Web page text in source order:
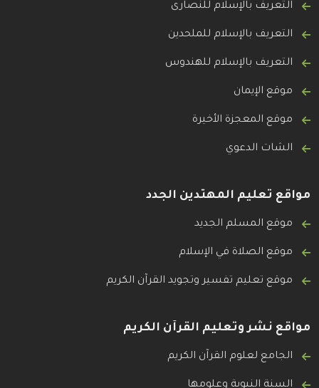
التعريف بالإسلام للنصارى
التعريف بالإسلام للملحدين
التعريف بالإسلام للهندوس
موقع الإيمان
موقع المعجزة الأخيرة
الشات الدعوي
مواقع تعليم المهتدين الجدد
موقع المسلم الجديد
موقع الصلاة في الإسلام
موقع تعليم تفسير وتجويد القرآن الكريم
مواقع نشر وتعليم القرآن الكريم
الجامع لعلوم القرآن الكريم
السنة النبوية وعلومها